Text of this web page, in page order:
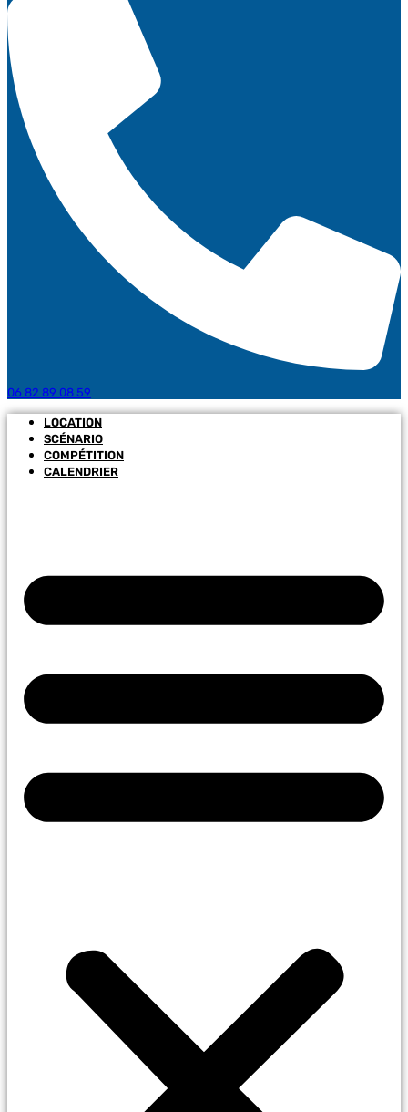
06 82 89 08 59
LOCATION
SCÉNARIO
COMPÉTITION
CALENDRIER